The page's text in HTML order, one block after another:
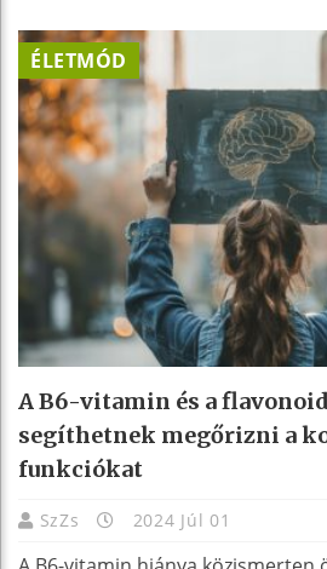
ÉLETMÓD
A B6-vitamin és a
segíthetnek megőrizni a
funkciókat
SzZs 2024 Júl 01